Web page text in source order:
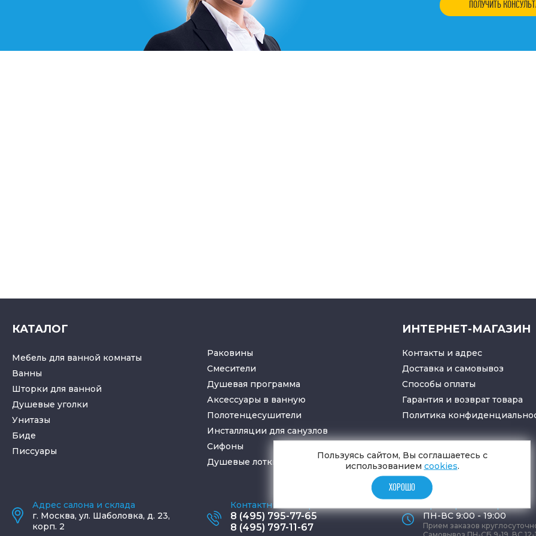
ПОЛУЧИТЬ
КАТАЛОГ
Мебель для ванной комнаты
Ванны
Шторки для ванной
Душевые уголки
Унитазы
Биде
Писсуары
Раковины
Смесители
Душевая программа
Аксессуары в ванную
Полотенцесушители
Инсталляции для санузлов
Cифоны
Душевые лотки
ИНТЕРНЕТ-МАГАЗИН
Контакты и адрес
Доставка и самовывоз
Способы оплаты
Гарантия и возврат товара
Политика
Адрес салона и склада
г. Москва, ул. Шаболовка, д. 23,
корп. 2
Контактные телефоны
8 (495) 795-77-65
8 (495) 797-11-67
ПН-ВС 9:00 - 19:00
Прием заказов
Пользуясь сайтом, Вы соглашаетесь с
использованием cookies.
ХОРОШО